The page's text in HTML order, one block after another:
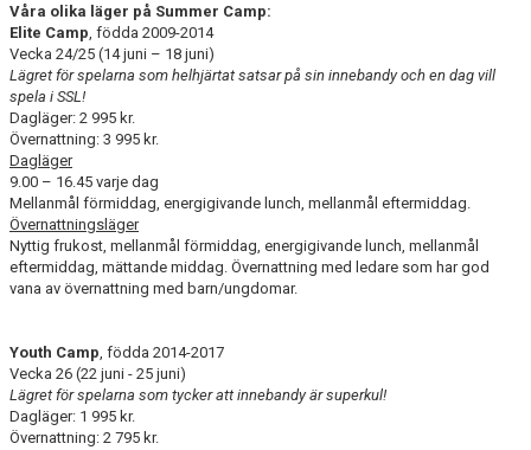
Våra olika läger på Summer Camp:
Elite Camp , födda 2009-2014
Vecka 24/25 (14 juni – 18 juni)
Lägret för spelarna som helhjärtat satsar på sin innebandy och en dag vill
spela i SSL!
Dagläger: 2 995 kr.
Övernattning: 3 995 kr.
Dagläger
9.00 – 16.45 varje dag
Mellanmål förmiddag, energigivande lunch, mellanmål eftermiddag.
Övernattningsläger
Nyttig frukost, mellanmål förmiddag, energigivande lunch, mellanmål
eftermiddag, mättande middag. Övernattning med ledare som har god
vana av övernattning med barn/ungdomar.
Youth Camp , födda 2014-2017
Vecka 26 (22 juni - 25 juni)
Lägret för spelarna som tycker att innebandy är superkul!
Dagläger: 1 995 kr.
Övernattning: 2 795 kr.